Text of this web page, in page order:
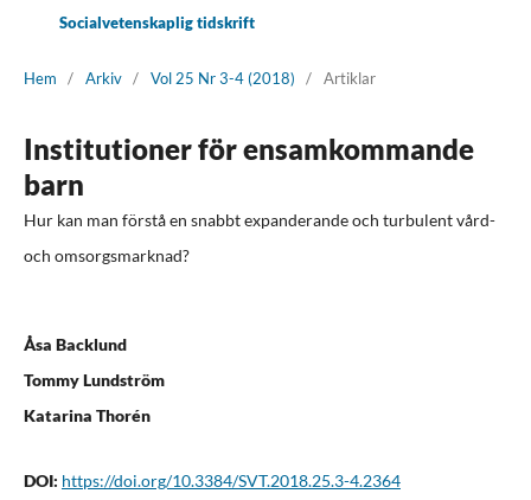
Socialvetenskaplig tidskrift
Hem / Arkiv / Vol 25 Nr 3-4 (2018) / Artiklar
Institutioner för ensamkommande
barn
Hur kan man förstå en snabbt expanderande och turbulent vård-
och omsorgsmarknad?
Åsa Backlund
Tommy Lundström
Katarina Thorén
DOI: https://doi.org/10.3384/SVT.2018.25.3-4.2364